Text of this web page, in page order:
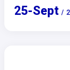
25-Sept /